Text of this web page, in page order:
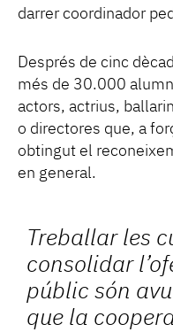
darrer coordinador
Després de cinc
més de 30.000
actors, actrius,
o directores que, a
obtingut el
en general.
Treballar les
consolidar
públic són
que la